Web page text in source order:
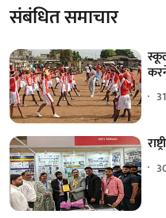
संबंधित समाचार